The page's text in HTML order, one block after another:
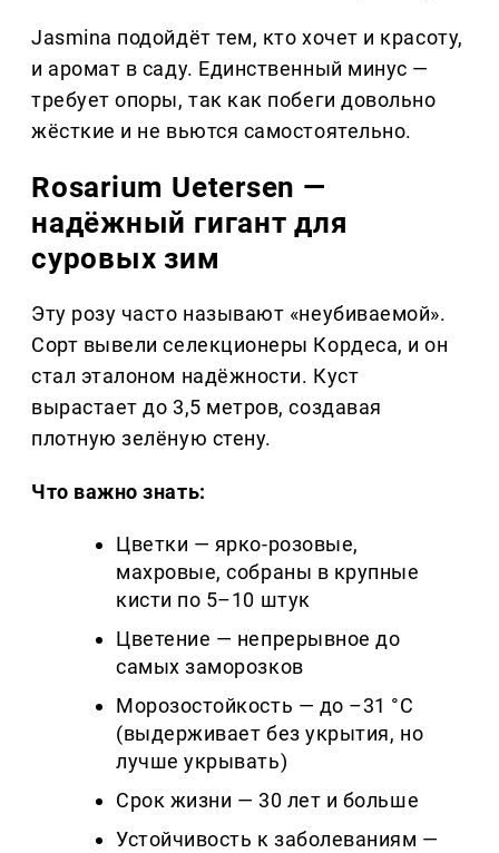
Jasmina подойдёт тем, кто хочет и красоту,
и аромат в саду. Единственный минус —
требует опоры, так как побеги довольно
жёсткие и не вьются самостоятельно.
Rosarium Uetersen —
надёжный гигант для
суровых зим
Эту розу часто называют «неубиваемой».
Сорт вывели селекционеры Кордеса, и он
стал эталоном надёжности. Куст
вырастает до 3,5 метров, создавая
плотную зелёную стену.
Что важно знать:
Цветки — ярко-розовые,
махровые, собраны в крупные
кисти по 5–10 штук
Цветение — непрерывное до
самых заморозков
Морозостойкость — до –31 °C
(выдерживает без укрытия, но
лучше укрывать)
Срок жизни — 30 лет и больше
Устойчивость к заболеваниям —